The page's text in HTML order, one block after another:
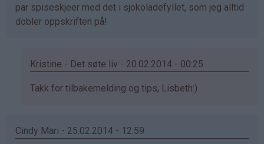
par spiseskjeer med det i sjokoladefyllet, som jeg alltid
dobler oppskriften på!
Kristine - Det søte liv - 20.02.2014 - 00:25
Som
av
Takk for tilbakemelding og tips, Lisbeth:)
Cindy Mari - 25.02.2014 - 12:59